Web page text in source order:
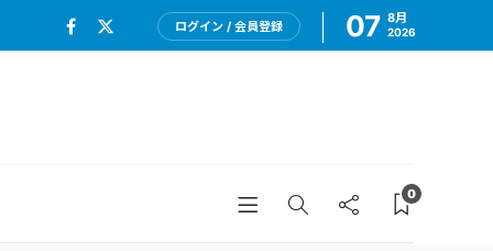
ログイン / 会員登録 07 8月
2026
0